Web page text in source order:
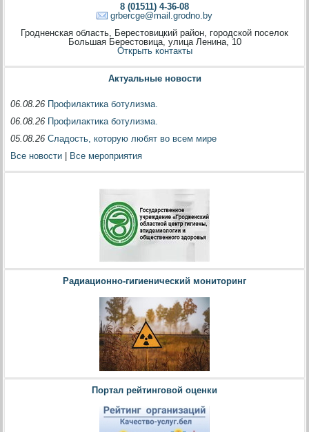
8 (01511) 4-36-08
grbercge@mail.grodno.by
Гродненская область, Берестовицкий район, городской поселок
Большая Берестовица, улица Ленина, 10
Открыть контакты
Актуальные новости
06.08.26 Профилактика ботулизма.
06.08.26 Профилактика ботулизма.
05.08.26Сладость, которую любят во всем мире
Все новости
Все мероприятия
Радиационно-гигиенический мониторинг
Портал рейтинговой оценки